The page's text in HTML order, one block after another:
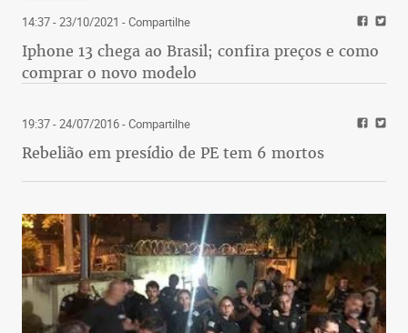
14:37 - 23/10/2021 - Compartilhe
Iphone 13 chega ao Brasil; confira preços e como
comprar o novo modelo
19:37 - 24/07/2016- Compartilhe
Rebelião em presídio de PE tem 6 mortos